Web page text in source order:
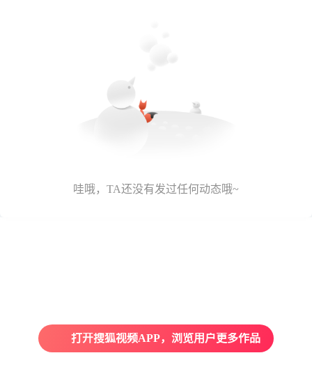
哇哦，TA还没有发过任何动态哦~
打开搜狐视频APP，浏览用户更多作品